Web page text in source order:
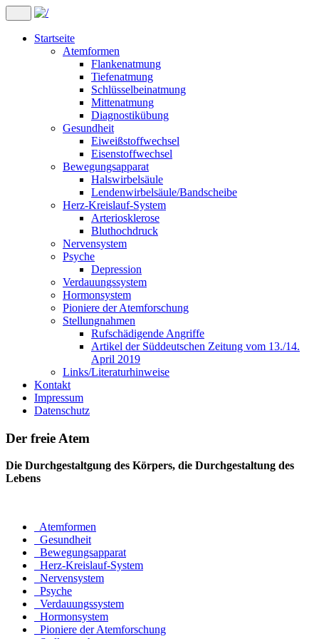
Startseite
Atemformen
Flankenatmung
Tiefenatmung
Schlüsselbeinatmung
Mittenatmung
Diagnostikübung
Gesundheit
Eiweißstoffwechsel
Eisenstoffwechsel
Bewegungsapparat
Halswirbelsäule
Lendenwirbelsäule/Bandscheibe
Herz-Kreislauf-System
Arteriosklerose
Bluthochdruck
Nervensystem
Psyche
Depression
Verdauungssystem
Hormonsystem
Pioniere der Atemforschung
Stellungnahmen
Rufschädigende Angriffe
Artikel der Süddeutschen Zeitung vom 13./14.
April 2019
Links/Literaturhinweise
Kontakt
Impressum
Datenschutz
Der freie Atem
Die Durchgestaltgung des Körpers, die Durchgestaltung des
Lebens
Atemformen
Gesundheit
Bewegungsapparat
Herz-Kreislauf-System
Nervensystem
Psyche
Verdauungssystem
Hormonsystem
Pioniere der Atemforschung